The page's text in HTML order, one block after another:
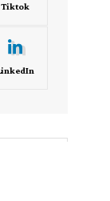
Tiktok